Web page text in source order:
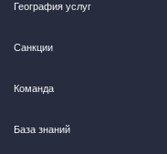
География услуг
Санкции
Команда
База знаний